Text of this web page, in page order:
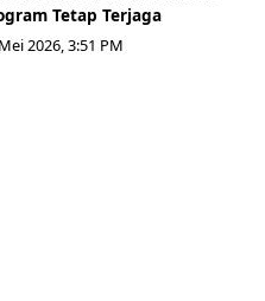
Tetap Terjaga
2026, 3:51 PM